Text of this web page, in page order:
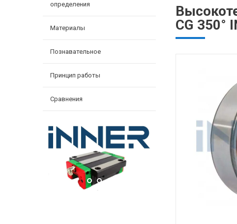
определения
Материалы
Познавательное
Принцип работы
Сравнения
CG 350°